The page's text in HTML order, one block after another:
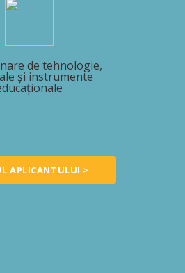
de tehnologie,
și instrumente
APLICANTULUI >